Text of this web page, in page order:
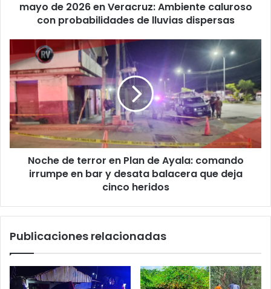
2026
caluroso
con
probabilidades
de
lluvias
dispersas
mayo de 2026 en Veracruz: Ambiente caluroso
con probabilidades de lluvias dispersas
de
terror
en
Plan
de
Ayala:
comando
irrumpe
balacera
deja
Noche de terror en Plan de Ayala: comando
irrumpe en bar y desata balacera que deja
cinco heridos
Publicaciones relacionadas